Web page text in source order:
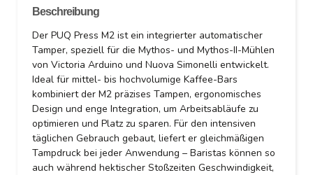
Beschreibung
Der PUQ Press M2 ist ein integrierter automatischer
Tamper, speziell für die Mythos- und Mythos-II-Mühlen
von Victoria Arduino und Nuova Simonelli entwickelt.
Ideal für mittel- bis hochvolumige Kaffee-Bars
kombiniert der M2 präzises Tampen, ergonomisches
Design und enge Integration, um Arbeitsabläufe zu
optimieren und Platz zu sparen. Für den intensiven
täglichen Gebrauch gebaut, liefert er gleichmäßigen
Tampdruck bei jeder Anwendung – Baristas können so
auch während hektischer Stoßzeiten Geschwindigkeit,